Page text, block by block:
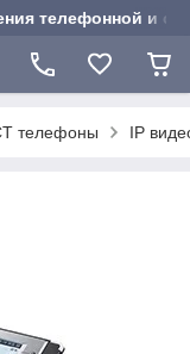
телефонной и
телефоны IP